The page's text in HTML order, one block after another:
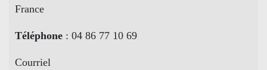
France
Téléphone : 04 86 77 10 69
Courriel